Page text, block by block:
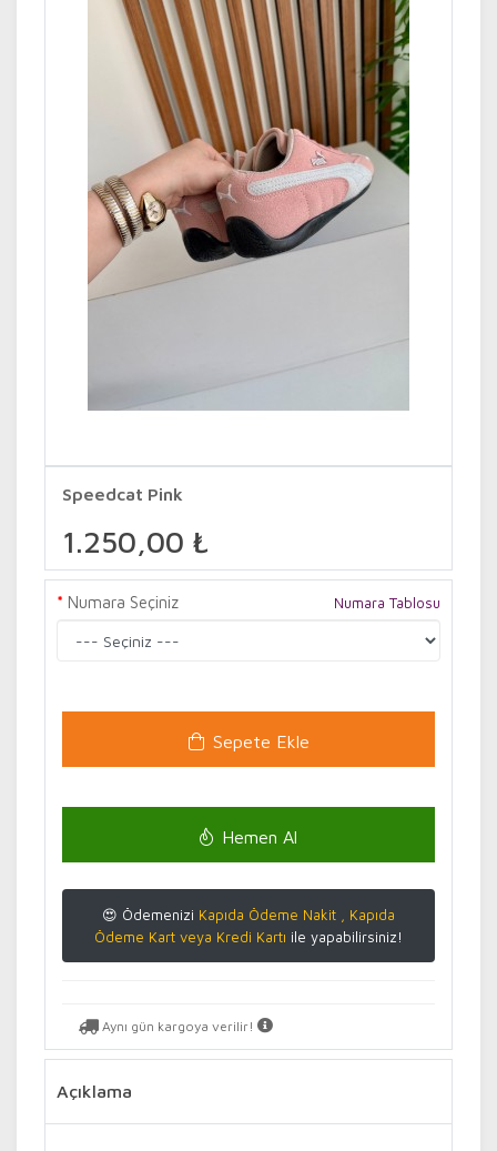
Speedcat Pink
1.250,00 ₺
Numara Seçiniz Numara Tablosu
Sepete Ekle
Hemen Al
😍 Ödemenizi Kapıda Ödeme Nakit , Kapıda
Ödeme Kart veya Kredi Kartı ile yapabilirsiniz!
Aynı gün kargoya verilir!
Açıklama